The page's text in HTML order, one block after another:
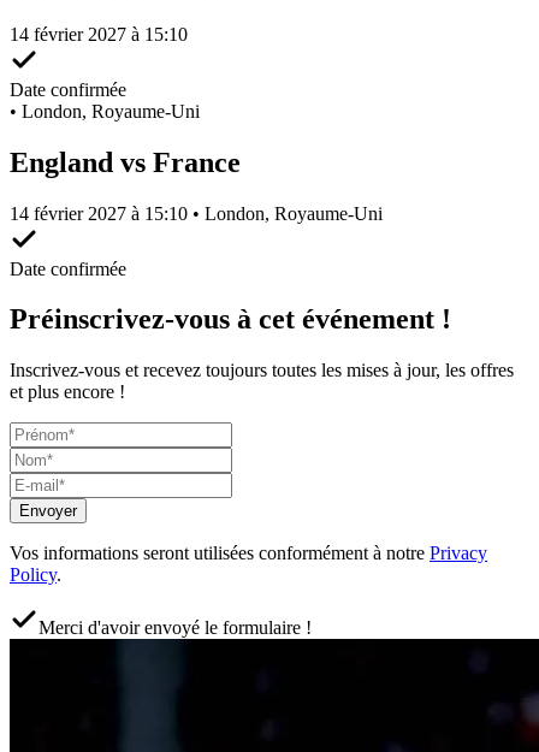
14 février 2027 à 15:10
Date confirmée
• London, Royaume-Uni
England vs France
14 février 2027 à 15:10 • London, Royaume-Uni
Date confirmée
Préinscrivez-vous à cet événement !
Inscrivez-vous et recevez toujours toutes les mises à jour, les offres
et plus encore !
Envoyer
Vos informations seront utilisées conformément à notre Privacy
Policy.
Merci d'avoir envoyé le formulaire !